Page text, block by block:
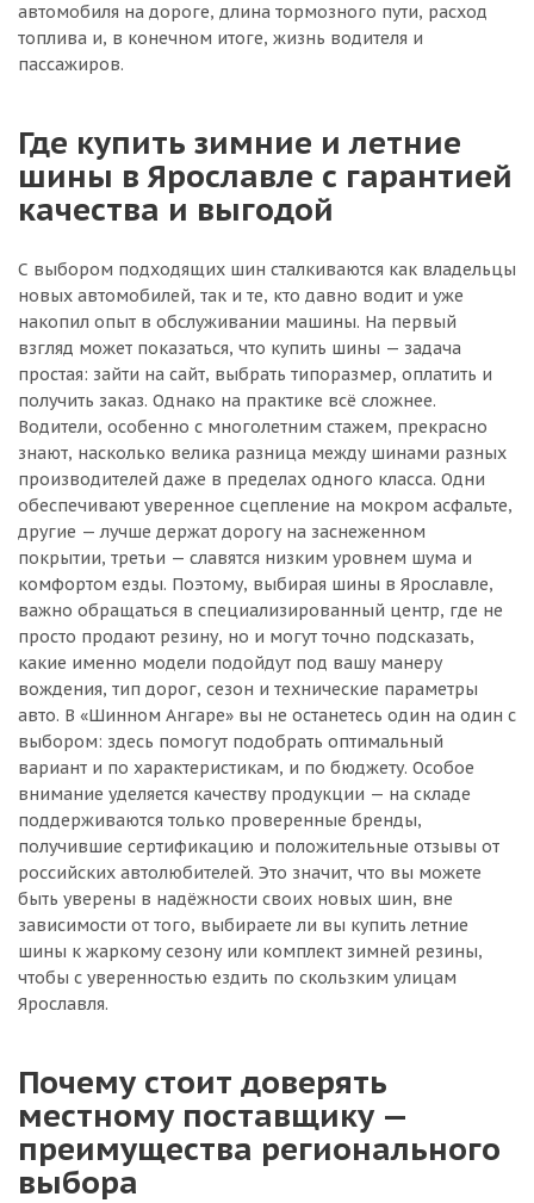
автомобиля на дороге, длина тормозного пути, расход
топлива и, в конечном итоге, жизнь водителя и
пассажиров.
Где купить зимние и летние
шины в Ярославле с гарантией
качества и выгодой
С выбором подходящих шин сталкиваются как владельцы
новых автомобилей, так и те, кто давно водит и уже
накопил опыт в обслуживании машины. На первый
взгляд может показаться, что купить шины — задача
простая: зайти на сайт, выбрать типоразмер, оплатить и
получить заказ. Однако на практике всё сложнее.
Водители, особенно с многолетним стажем, прекрасно
знают, насколько велика разница между шинами разных
производителей даже в пределах одного класса. Одни
обеспечивают уверенное сцепление на мокром асфальте,
другие — лучше держат дорогу на заснеженном
покрытии, третьи — славятся низким уровнем шума и
комфортом езды. Поэтому, выбирая шины в Ярославле,
важно обращаться в специализированный центр, где не
просто продают резину, но и могут точно подсказать,
какие именно модели подойдут под вашу манеру
вождения, тип дорог, сезон и технические параметры
авто. В «Шинном Ангаре» вы не останетесь один на один с
выбором: здесь помогут подобрать оптимальный
вариант и по характеристикам, и по бюджету. Особое
внимание уделяется качеству продукции — на складе
поддерживаются только проверенные бренды,
получившие сертификацию и положительные отзывы от
российских автолюбителей. Это значит, что вы можете
быть уверены в надёжности своих новых шин, вне
зависимости от того, выбираете ли вы купить летние
шины к жаркому сезону или комплект зимней резины,
чтобы с уверенностью ездить по скользким улицам
Ярославля.
Почему стоит доверять
местному поставщику —
преимущества регионального
выбора